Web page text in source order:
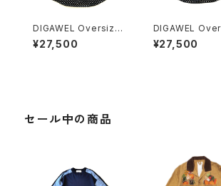
DIGAWEL Oversized
S/S shirt (dot) Blac
k
¥27,500
DIGAWEL Oversized
S/S shirt
y
¥27,500
セール中の商品